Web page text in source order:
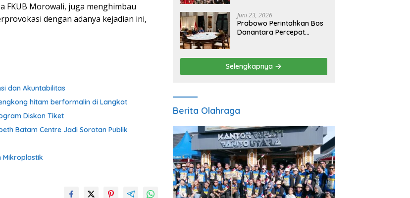
FKUB Morowali, juga menghimbau
dengan adanya kejadian ini,
dan Akuntabilitas
hitam berformalin di Langkat
Diskon Tiket
Batam Centre Jadi Sorotan Publik
Mikroplastik
Juni 23, 2026
Prabowo Perintahkan Bos
Danantara Percepat
Ekonomi Baru
Selengkapnya
Berita Olahraga